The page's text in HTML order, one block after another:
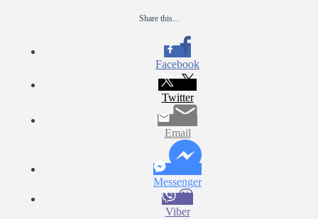
Share this...
Facebook
Twitter
Email
Messenger
Viber